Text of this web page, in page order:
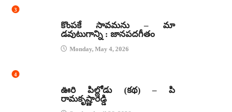
3
కొంపకే సావమను – మా
డవుటుగాన్ని : జానపదగీతం
Monday, May 4, 2026
4
ఊరి పిల్లోడు (కథ) – పి
రామకృష్ణారెడ్డి